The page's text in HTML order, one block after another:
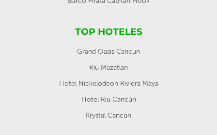
TOP HOTELES
Grand Oasis Cancun
Riu Mazatlan
Hotel Nickelodeon Riviera Maya
Hotel Riu Cancún
Krystal Cancún